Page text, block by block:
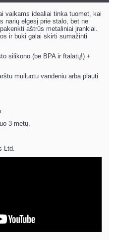
vaikams idealiai tinka tuomet, kai
narių elgesį prie stalo, bet ne
aštrūs metaliniai įrankiai.
ir buki galai skirti sumažinti
silikono (be BPA ir ftalatų!) +
muiluotu vandeniu arba plauti
3 metų.
Ltd.